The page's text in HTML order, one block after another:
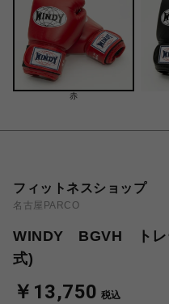
赤
フィットネスショップ
名古屋PARCO
WINDY BGVH トレ
式)
￥13,750 税込